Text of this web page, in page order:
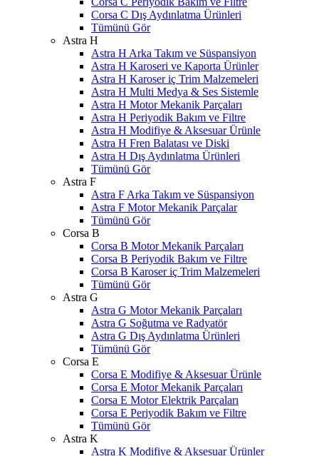
Corsa C Dış Aydınlatma Ürünleri
Tümünü Gör
Astra H
Astra H Arka Takım ve Süspansiyon
Astra H Karoseri ve Kaporta Ürünler
Astra H Karoser iç Trim Malzemeleri
Astra H Multi Medya & Ses Sistemle
Astra H Motor Mekanik Parçaları
Astra H Periyodik Bakım ve Filtre
Astra H Modifiye & Aksesuar Ürünle
Astra H Fren Balatası ve Diski
Astra H Dış Aydınlatma Ürünleri
Tümünü Gör
Astra F
Astra F Arka Takım ve Süspansiyon
Astra F Motor Mekanik Parçalar
Tümünü Gör
Corsa B
Corsa B Motor Mekanik Parçaları
Corsa B Periyodik Bakım ve Filtre
Corsa B Karoser iç Trim Malzemeleri
Tümünü Gör
Astra G
Astra G Motor Mekanik Parçaları
Astra G Soğutma ve Radyatör
Astra G Dış Aydınlatma Ürünleri
Tümünü Gör
Corsa E
Corsa E Modifiye & Aksesuar Ürünle
Corsa E Motor Mekanik Parçaları
Corsa E Motor Elektrik Parçaları
Corsa E Periyodik Bakım ve Filtre
Tümünü Gör
Astra K
Astra K Modifiye & Aksesuar Ürünler